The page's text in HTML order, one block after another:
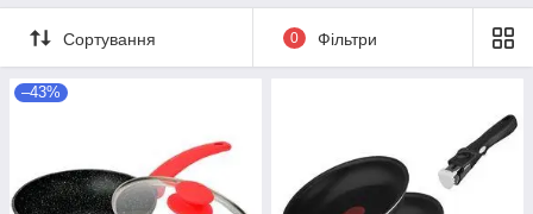
Сортування 0 Фільтри
–43%